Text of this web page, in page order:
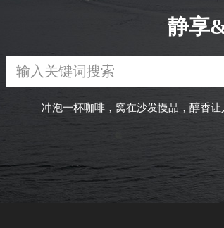
静享
冲泡一杯咖啡，窝在沙发慢品，醇香